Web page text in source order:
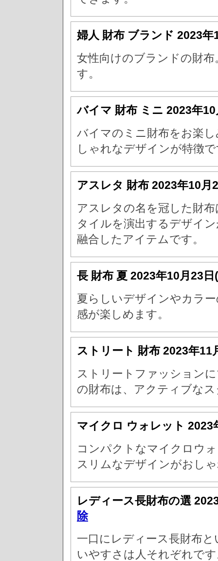
婦人 財布 ブランド 2023年
女性向けのブランドの財
す。
バイマ 財布 ミニ 2023年
バイマのミニ財布をお楽
しゃれなデザインが特徴
アスレタ 財布 2023年10月
アスレタの名を冠した財
タイルを演出するデザイ
融合したアイテムです。
長 財布 夏 2023年10月23
夏らしいデザインやカラ
感が楽しめます。
ストリート 財布 2023年11
ストリートファッション
の財布は、アクティブな
マイクロ ウォレット 2023
コンパクトなマイクロウ
スリムなデザインがおし
レディース長財布の選
除
一口にレディース長財布
いやすさは人それぞれで